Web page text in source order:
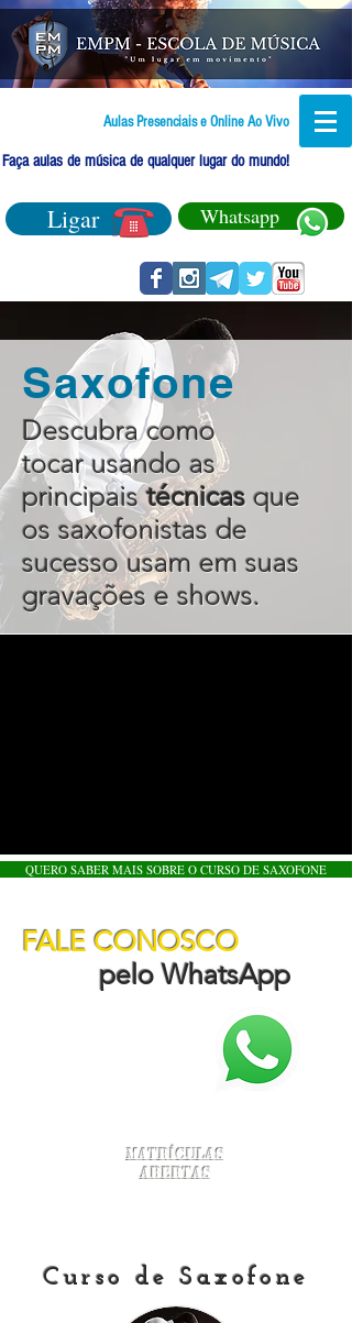
Aulas Presenciais e Online Ao Vivo
Faça aulas de música de qualquer lugar do mundo!
Ligar Whatsapp
Saxofone
Descubra como
tocar usando as
principaistécnicas que
os saxofonistas de
sucesso usam em suas
gravações e shows.
QUERO SABER MAIS SOBRE O CURSO DE SAXOFONE
FALE CONOSCO
pelo WhatsApp
Matrículas
Abertas
Curso de Saxofone